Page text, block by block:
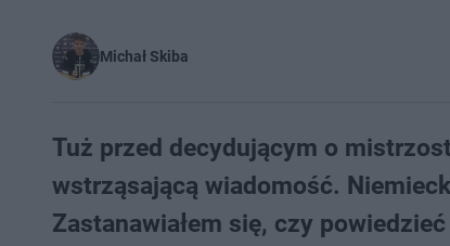
Michał Skiba
Tuż przed decydującym o
wstrząsającą wiadomość.
Zastanawiałem się, czy